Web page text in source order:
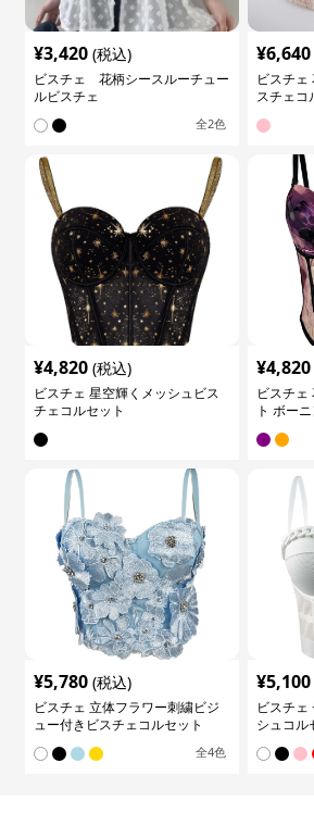
¥3,420 (税込)
ビスチェ 花柄シースルーチュー
ルビスチェ
全2色
¥6,640
ビスチェ
スチェコ
¥4,820 (税込)
ビスチェ 星空輝くメッシュビス
チェコルセット
¥4,820
ビスチェ
ト ボー
¥5,780 (税込)
ビスチェ 立体フラワー刺繍ビジ
ュー付きビスチェコルセット
全4色
¥5,100
ビスチェ
シュコル